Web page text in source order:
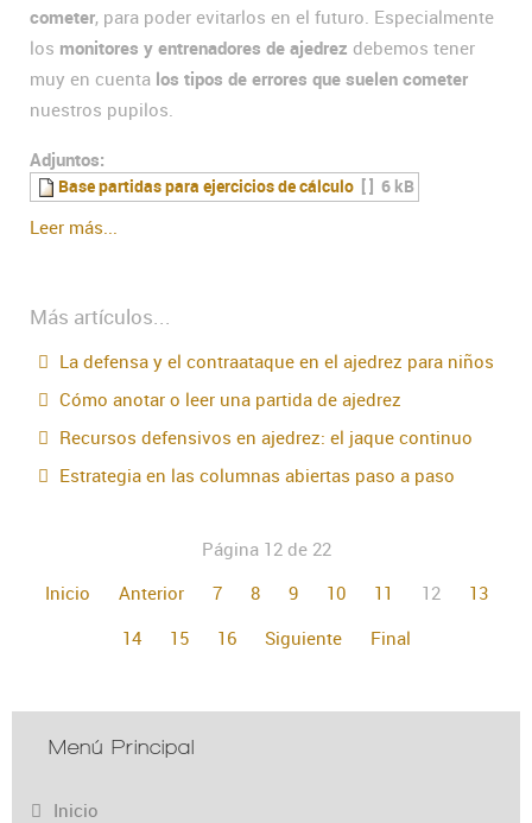
cometer, para poder evitarlos en el futuro. Especialmente
los monitores y entrenadores de ajedrez debemos tener
muy en cuenta los tipos de errores que suelen cometer
nuestros pupilos.
Adjuntos:
Base partidas para ejercicios de cálculo [ ] 6 kB
Leer más...
Más artículos...
La defensa y el contraataque en el ajedrez para niños
Cómo anotar o leer una partida de ajedrez
Recursos defensivos en ajedrez: el jaque continuo
Estrategia en las columnas abiertas paso a paso
Página 12 de 22
Inicio
Anterior 7 8 9 10 11 12
13
14
15 16 Siguiente Final
Menú Principal
Inicio